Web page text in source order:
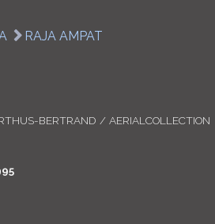
RAJA AMPAT
BERTRAND / AERIALCOLLECTION